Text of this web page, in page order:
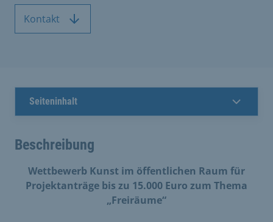
Kontakt
Seiteninhalt
Beschreibung
Wettbewerb Kunst im öffentlichen Raum für
Projektanträge bis zu 15.000 Euro zum Thema
„Freiräume“